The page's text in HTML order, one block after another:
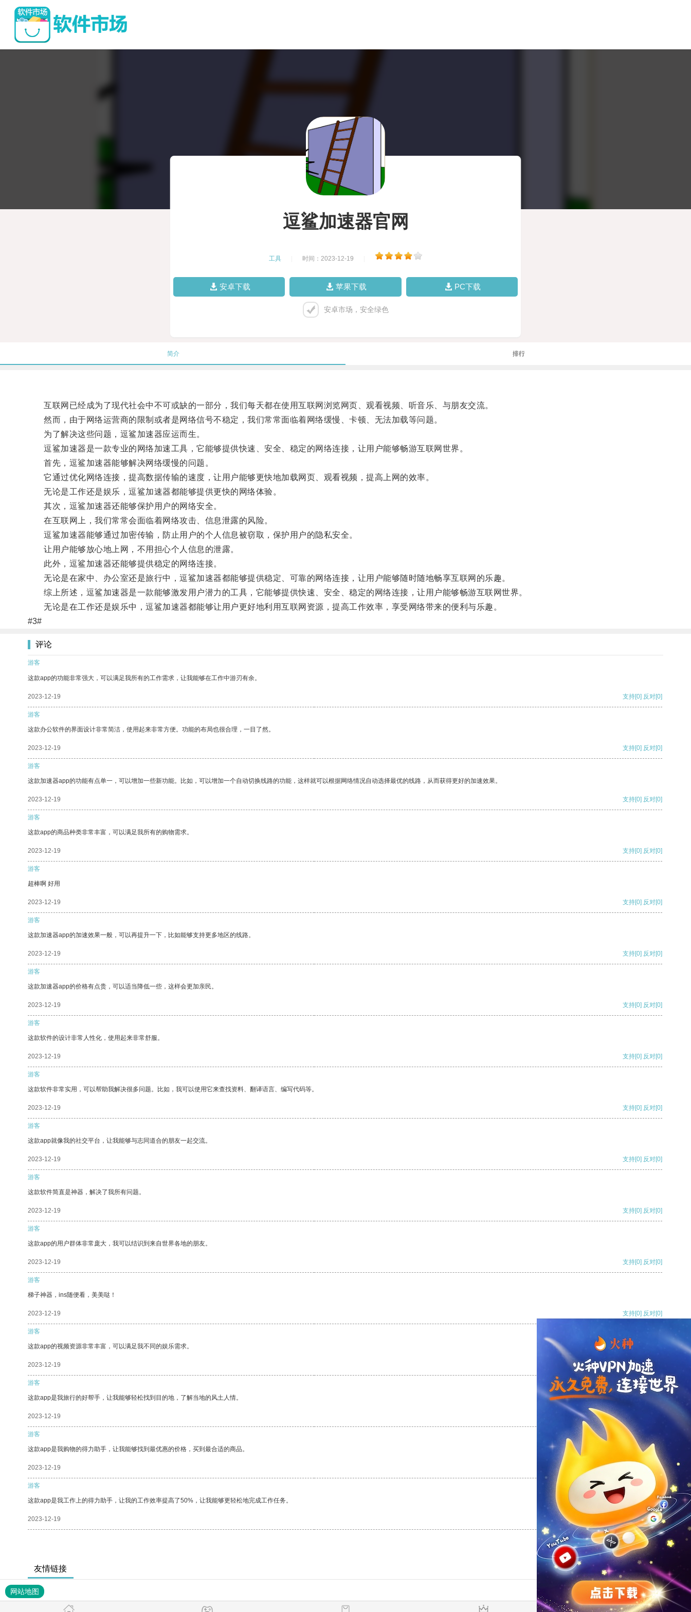
逗鲨加速器官网
工具 时间：2023-12-19
安卓下载 苹果下载 PC下载
安卓市场，安全绿色
简介 排行
互联网已经成为了现代社会中不可或缺的一部分，我们每天都在使用互联网浏览网页、观看视频、听音乐、与朋友交流。
然而，由于网络运营商的限制或者是网络信号不稳定，我们常常面临着网络缓慢、卡顿、无法加载等问题。
为了解决这些问题，逗鲨加速器应运而生。
逗鲨加速器是一款专业的网络加速工具，它能够提供快速、安全、稳定的网络连接，让用户能够畅游互联网世界。
首先，逗鲨加速器能够解决网络缓慢的问题。
它通过优化网络连接，提高数据传输的速度，让用户能够更快地加载网页、观看视频，提高上网的效率。
无论是工作还是娱乐，逗鲨加速器都能够提供更快的网络体验。
其次，逗鲨加速器还能够保护用户的网络安全。
在互联网上，我们常常会面临着网络攻击、信息泄露的风险。
逗鲨加速器能够通过加密传输，防止用户的个人信息被窃取，保护用户的隐私安全。
让用户能够放心地上网，不用担心个人信息的泄露。
此外，逗鲨加速器还能够提供稳定的网络连接。
无论是在家中、办公室还是旅行中，逗鲨加速器都能够提供稳定、可靠的网络连接，让用户能够随时随地畅享互联网的乐趣。
综上所述，逗鲨加速器是一款能够激发用户潜力的工具，它能够提供快速、安全、稳定的网络连接，让用户能够畅游互联网世界。
无论是在工作还是娱乐中，逗鲨加速器都能够让用户更好地利用互联网资源，提高工作效率，享受网络带来的便利与乐趣。
#3#
评论
游客
这款app的功能非常强大，可以满足我所有的工作需求，让我能够在工作中游刃有余。
2023-12-19 支持[0] 反对[0]
游客
这款办公软件的界面设计非常简洁，使用起来非常方便。功能的布局也很合理，一目了然。
2023-12-19 支持[0] 反对[0]
游客
这款加速器app的功能有点单一，可以增加一些新功能。比如，可以增加一个自动切换线路的功能，这样就可以根据网络情况自动选择最优的线路，从而获得更好的加速效果。
2023-12-19 支持[0] 反对[0]
游客
这款app的商品种类非常丰富，可以满足我所有的购物需求。
2023-12-19 支持[0] 反对[0]
游客
超棒啊 好用
2023-12-19 支持[0] 反对[0]
游客
这款加速器app的加速效果一般，可以再提升一下，比如能够支持更多地区的线路。
2023-12-19 支持[0] 反对[0]
游客
这款加速器app的价格有点贵，可以适当降低一些，这样会更加亲民。
2023-12-19 支持[0] 反对[0]
游客
这款软件的设计非常人性化，使用起来非常舒服。
2023-12-19 支持[0] 反对[0]
游客
这款软件非常实用，可以帮助我解决很多问题。比如，我可以使用它来查找资料、翻译语言、编写代码等。
2023-12-19 支持[0] 反对[0]
游客
这款app就像我的社交平台，让我能够与志同道合的朋友一起交流。
2023-12-19 支持[0] 反对[0]
游客
这款软件简直是神器，解决了我所有问题。
2023-12-19 支持[0] 反对[0]
游客
这款app的用户群体非常庞大，我可以结识到来自世界各地的朋友。
2023-12-19 支持[0] 反对[0]
游客
梯子神器，ins随便看，美美哒！
2023-12-19 支持[0] 反对[0]
游客
这款app的视频资源非常丰富，可以满足我不同的娱乐需求。
2023-12-19 支持[0] 反对
游客
这款app是我旅行的好帮手，让我能够轻松找到目的地，了解当地的风土人情。
2023-12-19 支持
游客
这款app是我购物的得力助手，让我能够找到最优惠的价格，买到最合适的商品。
2023-12-19 反对 [0]
游客
这款app是我工作上的得力助手，让我的工作效率提高了50%，让我能够更轻松地完成工作任务。
2023-12-19 支持[0] 反对[0]
友情链接
网站地图